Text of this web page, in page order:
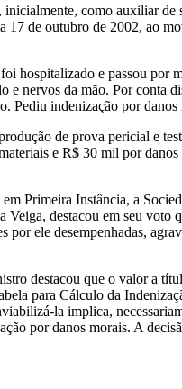
como auxiliar de
de outubro de 2002, ao
hospitalizado e passou por
e nervos da mão. Por conta
Pediu indenização por
de prova pericial e
e R$ 30 mil por
Primeira Instância, a
destacou em seu voto
por ele desempenhadas,
destacou que o valor a
para Cálculo da
la implica,
por danos morais. A